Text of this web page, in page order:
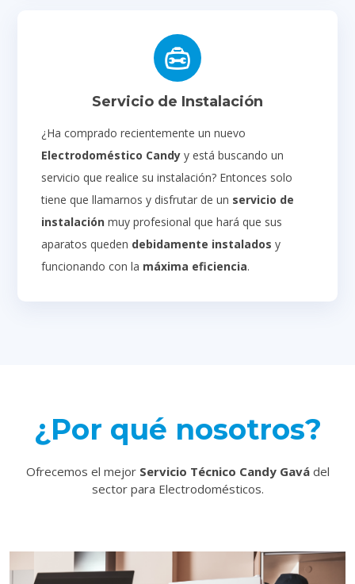
Servicio de Instalación
¿Ha comprado recientemente un nuevo
Electrodoméstico Candy y está buscando un
servicio que realice su instalación? Entonces solo
tiene que llamarnos y disfrutar de un servicio de
instalación muy profesional que hará que sus
aparatos queden debidamente instalados y
funcionando con la máxima eficiencia.
¿Por qué nosotros?
Ofrecemos el mejor Servicio Técnico Candy Gavádel
sector para Electrodomésticos.